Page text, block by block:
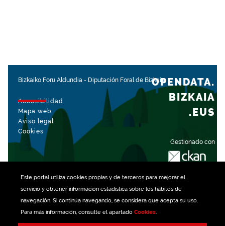
Este portal utiliza cookiespropias y de terceros para mejorar el
servicio y obtener información estadística sobre los hábitos de
navegación. Si continúa navegando, se considera que acepta su uso.
Para más información, consulte el apartado Cookies.
Bizkaiko Foru Aldundia - Diputación Foral de Bizkaia
Accesibilidad
Mapa web
Aviso legal
Cookies
Gestionado con
OPENDATA.
BIZKAIA
.EUS